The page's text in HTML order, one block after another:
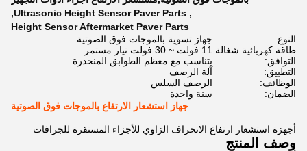
,
Ultrasonic Height Sensor Paver Parts
,
Height Sensor Aftermarket Paver Parts
النوع:
جهاز تسوية بالموجات فوق الصوتية
طاقة كهربائية شغالة: 11 فولت ~ 30 فولت تيار مستمر
التوافق:
يتناسب مع معظم الطوابق المنحدرة
التطبيق:
آلة الرصف
الوظائف:
الرصف السلس
الضمان:
سنة واحدة
جهاز استشعار الارتفاع بالموجات فوق الصوتية
أجهزة استشعار ارتفاع الانحراف الزاوي للأجزاء المستقرة للجرافات
وصف المنتج